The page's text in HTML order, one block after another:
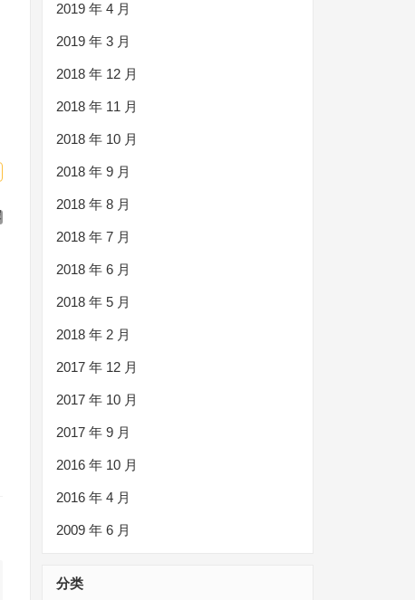
2019 年 4 月
2019 年 3 月
2018 年 12 月
2018 年 11 月
2018 年 10 月
2018 年 9 月
2018 年 8 月
2018 年 7 月
2018 年 6 月
2018 年 5 月
2018 年 2 月
2017 年 12 月
2017 年 10 月
2017 年 9 月
2016 年 10 月
2016 年 4 月
2009 年 6 月
分类